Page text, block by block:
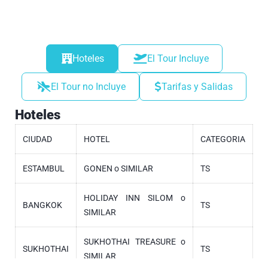
Hoteles El Tour Incluye
El Tour no Incluye Tarifas y Salidas
Hoteles
CIUDAD HOTEL CATEGORIA
ESTAMBUL GONEN o SIMILAR TS
BANGKOK
HOLIDAY INN SILOM o
SIMILAR
TS
SUKHOTHAI
SUKHOTHAI TREASURE o
SIMILAR
TS